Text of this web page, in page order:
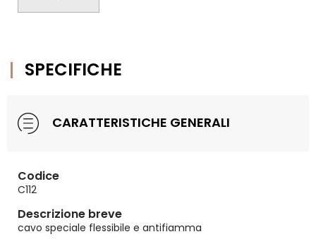
SPECIFICHE
CARATTERISTICHE GENERALI
Codice
C112
Descrizione breve
cavo speciale flessibile e antifiamma